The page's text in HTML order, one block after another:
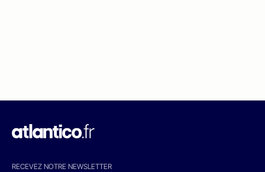
RECEVEZ NOTRE NEWSLETTER